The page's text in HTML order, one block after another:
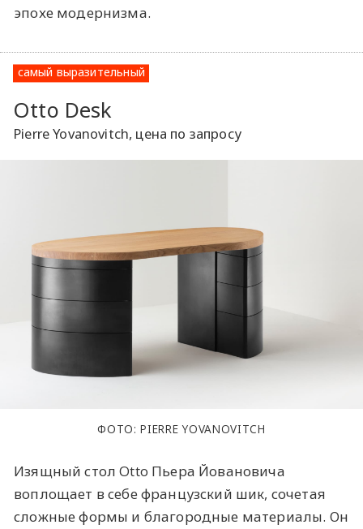
эпохе модернизма.
самый выразительный
Otto Desk
Pierre Yovanovitch, цена по запросу
ФОТО: PIERRE YOVANOVITCH
Изящный стол Otto Пьера Йовановича
воплощает в себе французский шик, сочетая
сложные формы и благородные материалы. Он